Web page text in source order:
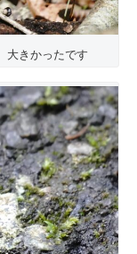
きかったです